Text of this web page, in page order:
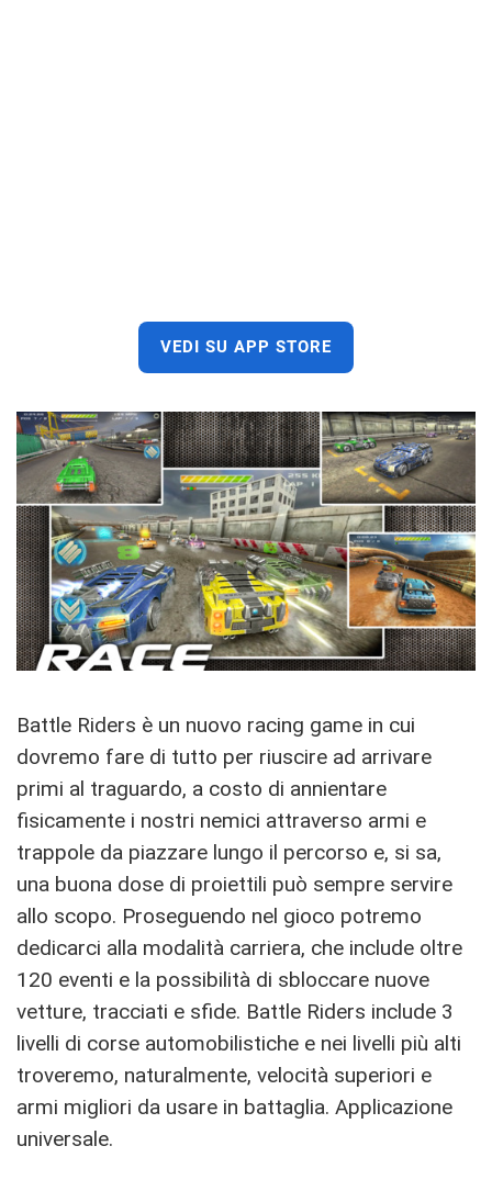
VEDI SU APP STORE
Battle Riders è un nuovo racing game in cui
dovremo fare di tutto per riuscire ad arrivare
primi al traguardo, a costo di annientare
fisicamente i nostri nemici attraverso armi e
trappole da piazzare lungo il percorso e, si sa,
una buona dose di proiettili può sempre servire
allo scopo. Proseguendo nel gioco potremo
dedicarci alla modalità carriera, che include oltre
120 eventi e la possibilità di sbloccare nuove
vetture, tracciati e sfide. Battle Riders include 3
livelli di corse automobilistiche e nei livelli più alti
troveremo, naturalmente, velocità superiori e
armi migliori da usare in battaglia. Applicazione
universale.